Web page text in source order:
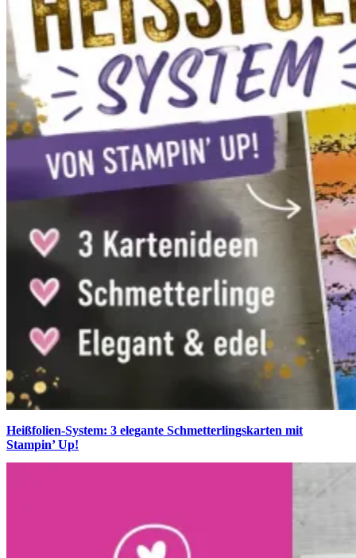
Heißfolien-System: 3 elegante Schmetterlingskarten mit
Stampin’ Up!